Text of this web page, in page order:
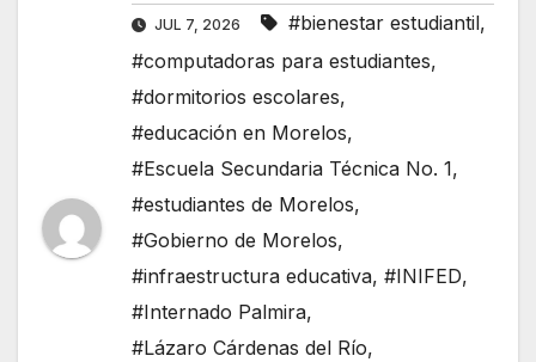
JUL 7, 2026 #bienestar estudiantil,
#computadoras para estudiantes,
#dormitorios escolares,
#educación en Morelos,
#Escuela Secundaria Técnica No. 1,
#estudiantes de Morelos,
#Gobierno de Morelos,
#infraestructura educativa, #INIFED,
#Internado Palmira,
#Lázaro Cárdenas del Río,